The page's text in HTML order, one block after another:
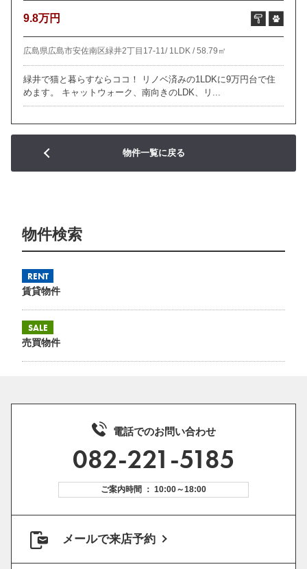
9.8万円
広島県広島市安佐南区緑井2丁目17-11/ 1LDK /58.79㎡
緑井で猫と暮らすならココ！ リノベ済みの1LDKに9万円台で住
めます。 キャットウォーク、南向きのLDK、リ...
物件一覧に戻る
物件検索
RENT
賃貸物件
SALE
売買物件
電話でのお問い合わせ
082-221-5185
ご案内時間 ： 10:00～18:00
メールで来店予約